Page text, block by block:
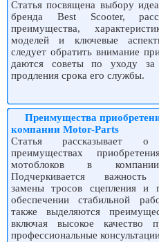
Статья посвящена выбору
бренда Best Scooter,
преимущества,
моделей и ключевые
следует обратить внимание
даются советы по уходу за
продления срока его службы.
Преимущества
компании Motor-Parts
Статья рассказывает
преимуществах
мотоблоков в
Подчеркивается важность
замены тросов сцепления и
обеспечении стабильной
также выделяются
включая высокое качество
профессиональные